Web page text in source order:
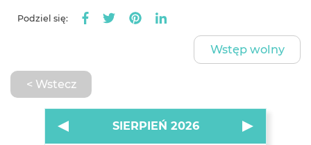
Podziel się:
< Wstecz
Wstęp wolny
SIERPIEŃ 2026